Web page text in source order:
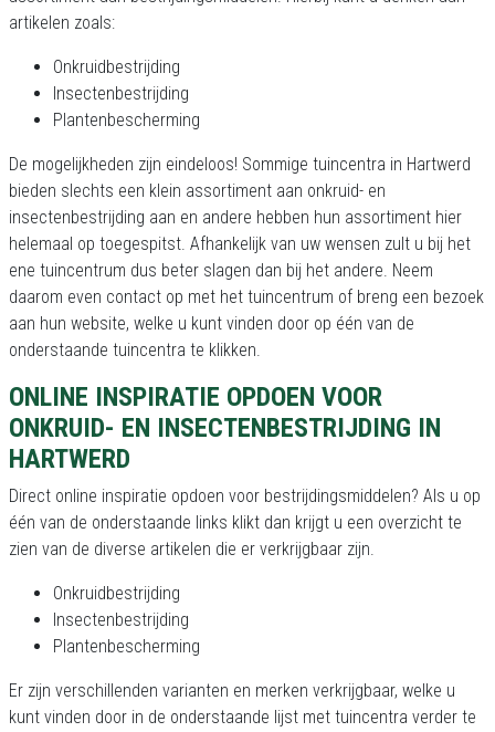
artikelen zoals:
Onkruidbestrijding
Insectenbestrijding
Plantenbescherming
De mogelijkheden zijn eindeloos! Sommige tuincentra in Hartwerd
bieden slechts een klein assortiment aan onkruid- en
insectenbestrijding aan en andere hebben hun assortiment hier
helemaal op toegespitst. Afhankelijk van uw wensen zult u bij het
ene tuincentrum dus beter slagen dan bij het andere. Neem
daarom even contact op met het tuincentrum of breng een bezoek
aan hun website, welke u kunt vinden door op één van de
onderstaande tuincentra te klikken.
ONLINE INSPIRATIE OPDOEN VOOR
ONKRUID- EN INSECTENBESTRIJDING IN
HARTWERD
Direct online inspiratie opdoen voor bestrijdingsmiddelen? Als u op
één van de onderstaande links klikt dan krijgt u een overzicht te
zien van de diverse artikelen die er verkrijgbaar zijn.
Onkruidbestrijding
Insectenbestrijding
Plantenbescherming
Er zijn verschillenden varianten en merken verkrijgbaar, welke u
kunt vinden door in de onderstaande lijst met tuincentra verder te